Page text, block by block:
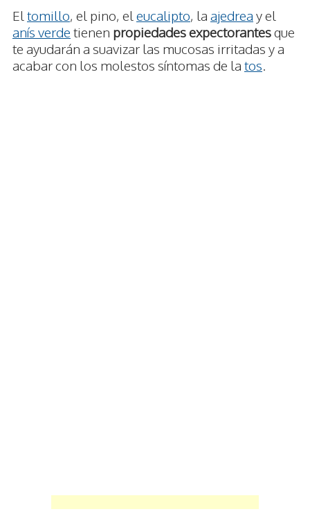
El tomillo, el pino, el eucalipto, la ajedrea y el
anís verde tienen propiedades expectorantesque
te ayudarán a suavizar las mucosas irritadas y a
acabar con los molestos síntomas de la tos.